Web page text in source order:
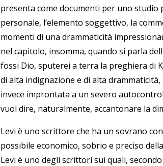
presenta come documenti per uno studio
personale, l’elemento soggettivo, la
momenti di una drammaticità
nel capitolo, insomma, quando si parla
fossi Dio, sputerei a terra la preghiera di
di alta indignazione e di alta
invece improntata a un severo
vuol dire, naturalmente, accantonare la
Levi è uno scrittore che ha un sovrano
possibile economico, sobrio e preciso
Levi è uno degli scrittori sui quali,